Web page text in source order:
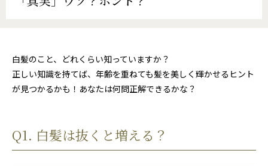
白髪のこと、どれくらい知っていますか？
正しい知識を持てば、年齢を重ねても髪を美しく輝かせるヒント
が見つかるかも！あなたは何問正解できるかな？
Q1. 白髪は抜くと増える？